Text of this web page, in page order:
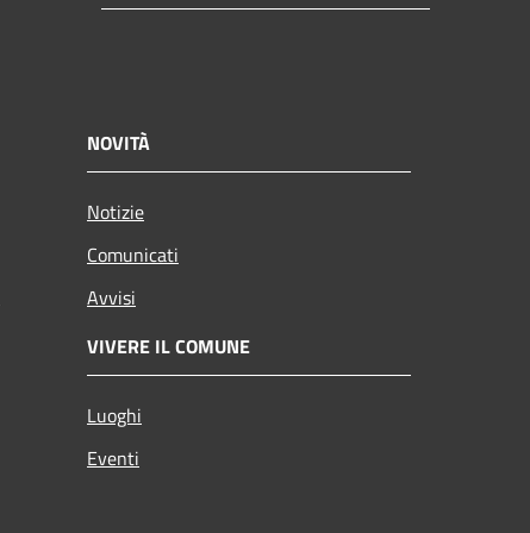
NOVITÀ
Notizie
Comunicati
Avvisi
VIVERE IL COMUNE
Luoghi
Eventi